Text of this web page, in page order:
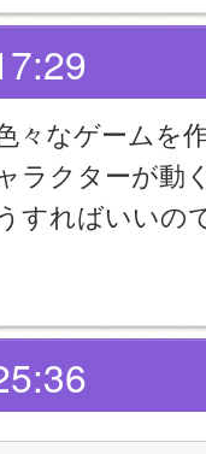
々なゲームを
ラクターが動
すればいいの